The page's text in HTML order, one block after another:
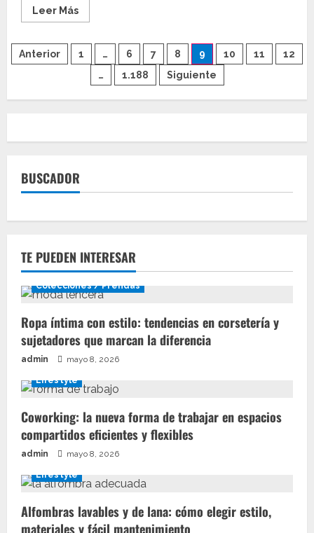
Leer MásLeer
más
Ken
Loach
Dolores
Delgado,
Premios
Paginación
Anterior 1 … 6 7 8 9 10 11
12
…
1.188 Siguiente
BUSCADOR
TE PUEDEN INTERESAR
Colecciones / Prendas
Ropa íntima con estilo: tendencias en corsetería y
sujetadores que marcan la diferencia
admin mayo 8, 2026
Lifestyle
Coworking: la nueva forma de trabajar en espacios
compartidos eficientes y flexibles
admin mayo 8, 2026
Lifestyle
Alfombras lavables y de lana: cómo elegir estilo,
materiales y fácil mantenimiento